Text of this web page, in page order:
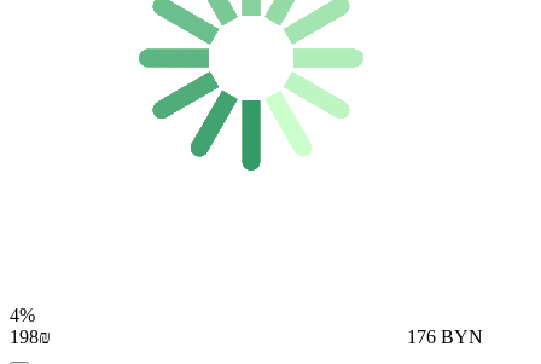
4%
198₪
176 BYN